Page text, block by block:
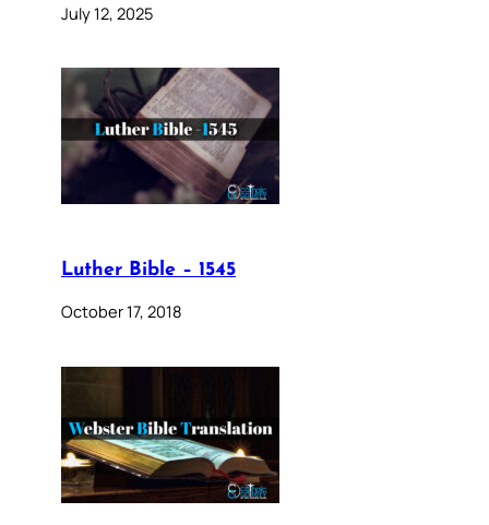
July 12, 2025
Luther Bible – 1545
October 17, 2018